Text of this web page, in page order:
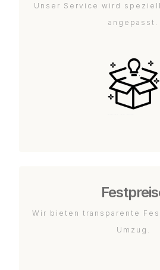
Unser Service wird
angepasst.
Wir bieten transparente
Umzug.